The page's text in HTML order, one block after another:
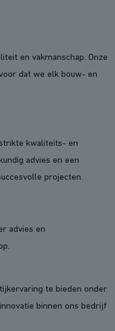
en vakmanschap. Onze
dat we elk bouw- en
kwaliteits- en
advies en een
projecten.
advies en
te bieden onder
binnen ons bedrijf